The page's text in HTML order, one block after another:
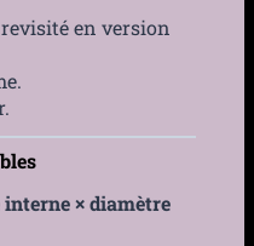
en version
× diamètre